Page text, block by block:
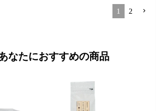
1 2
なたにおすすめの商品